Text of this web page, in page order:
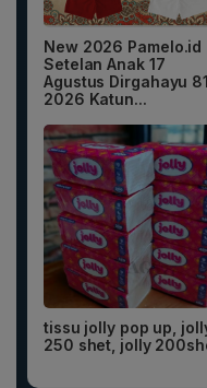
New 2026 Pamelo.id
Setelan Anak 17
Agustus Dirgahayu 81
2026 Katun...
tissu jolly pop up,
250 shet, jolly